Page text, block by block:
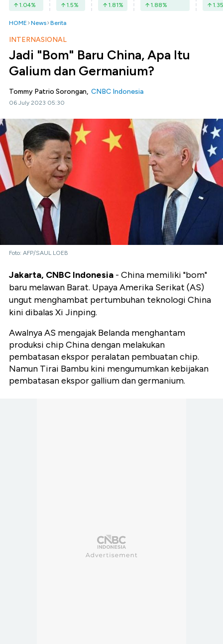
1.04% 1.5% 1.81% 1.88% 1.35
HOME News Berita
INTERNASIONAL
Jadi "Bom" Baru China, Apa Itu
Galium dan Germanium?
Tommy Patrio Sorongan, CNBC Indonesia
06 July 2023 05:30
Foto: AFP/SAUL LOEB
Jakarta, CNBC Indonesia - China memiliki "bom"
baru melawan Barat. Upaya Amerika Serikat (AS)
ungut menghambat pertumbuhan teknologi China
kini dibalas Xi Jinping.
Awalnya AS mengajak Belanda menghantam
produksi chip China dengan melakukan
pembatasan ekspor peralatan pembuatan chip.
Namun Tirai Bambu kini mengumumkan kebijakan
pembatasan ekspor gallium dan germanium.